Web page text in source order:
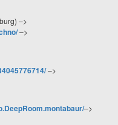
–>
–>
–>
–>